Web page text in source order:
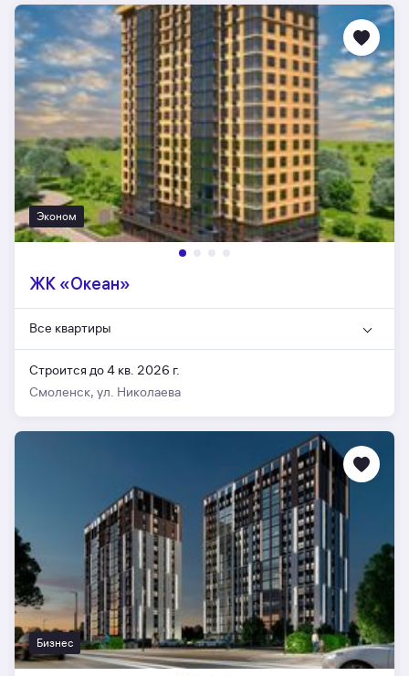
Эконом
ЖК «Океан»
Все квартиры
Строится до 4 кв. 2026 г.
Смоленск, ул. Николаева
Бизнес